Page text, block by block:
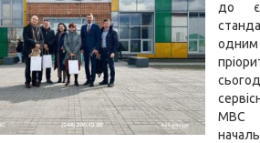
до
одним
МВС